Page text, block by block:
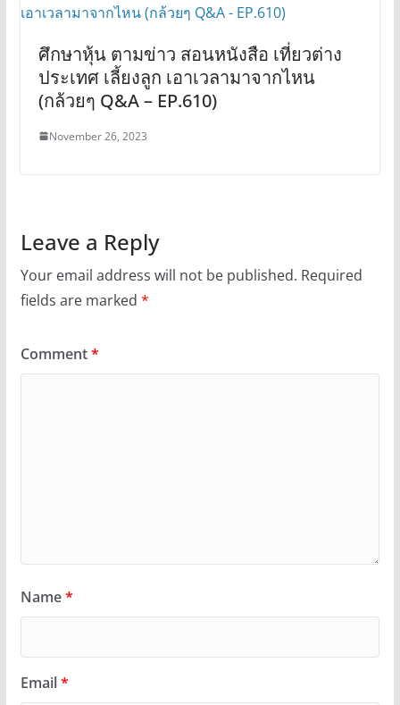
ศึกษาหุ้น ตามข่าว สอนหนังสือ เที่ยวต่าง
ประเทศ เลี้ยงลูก เอาเวลามาจากไหน
(กล้วยๆ Q&A – EP.610)
November 26, 2023
Leave a Reply
Your email address will not be published. Required
fields are marked *
Comment*
Name*
Email*